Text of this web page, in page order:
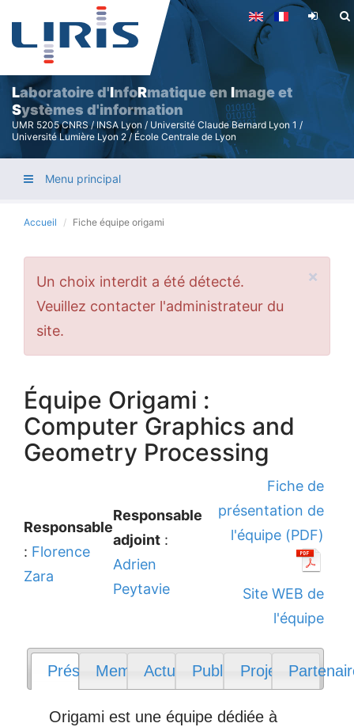
Aller
au
contenu
principal
Laboratoire d'InfoRmatique en Image et
Systèmes d'information
UMR 5205 CNRS / INSA Lyon / Université Claude Bernard Lyon 1 /
Université Lumière Lyon 2 / École Centrale de Lyon
Menu principal
Accueil Fiche équipe origami
×
Message
d'erreur
Un choix interdit a été détecté.
Veuillez contacter l'administrateur du
site.
Équipe Origami :
Computer Graphics and
Geometry Processing
Responsable
: Florence
Zara
Responsable
adjoint :
Adrien
Peytavie
Fiche de
présentation de
l'équipe (PDF)
Site WEB de
l'équipe
PrésentationMembresActualitésPublications
Projets
Origami est une équipe dédiée à